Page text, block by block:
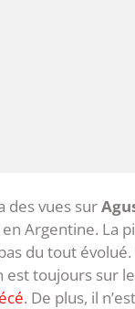
des vues sur
en Argentine. La
du tout
toujours sur
. De plus, il